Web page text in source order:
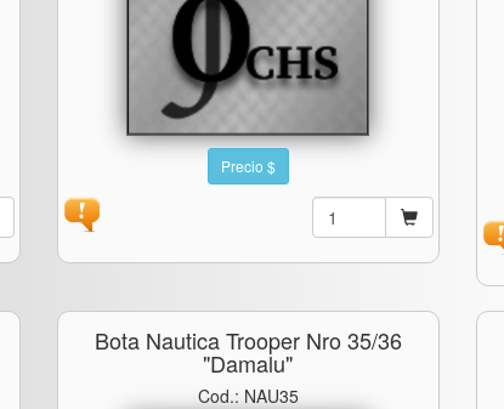
Precio $
Bota Nautica Trooper Nro 35/36
"damalu"
Cod.: NAU35